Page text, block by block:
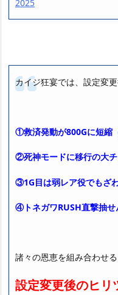
2025
カイジ狂宴では、設定変
①救済発動が800Gに短縮
②死神モードに移行の大
③1G目は弱レア役でもざ
④トネガワRUSH直撃抽
諸々の恩恵を組み合わせる
設定変更後のヒリ